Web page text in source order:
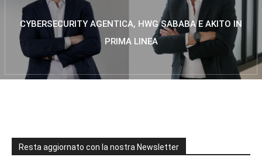
CYBERSECURITY AGENTICA, HWG SABABA E AKITO IN
PRIMA LINEA
Resta aggiornato con la nostra Newsletter